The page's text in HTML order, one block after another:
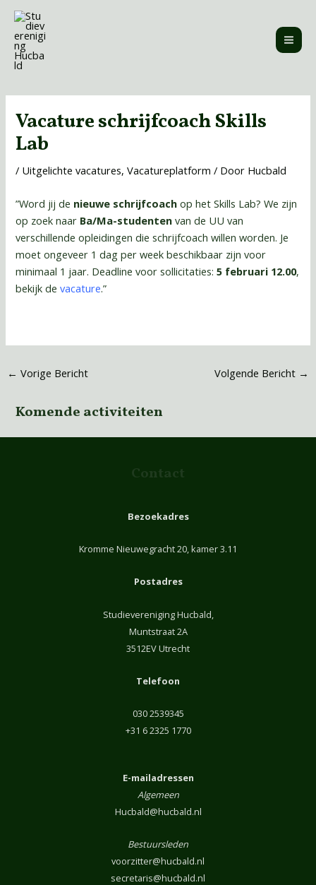
naar
inhoud
Vacature schrijfcoach Skills
Lab
/ Uitgelichte vacatures,Vacatureplatform / Door Hucbald
”Word jij de nieuwe schrijfcoach op het Skills Lab? We zijn
op zoek naar Ba/Ma-studenten van de UU van
verschillende opleidingen die schrijfcoach willen worden. Je
moet ongeveer 1 dag per week beschikbaar zijn voor
minimaal 1 jaar. Deadline voor sollicitaties: 5 februari 12.00,
bekijk devacature.”
← Vorige Bericht Volgende Bericht →
Komende activiteiten
Contact
Bezoekadres
Kromme Nieuwegracht 20, kamer 3.11
Postadres
Studievereniging Hucbald,
Muntstraat 2A
3512EV Utrecht
Telefoon
030 2539345
+31 6 2325 1770
E-mailadressen
Algemeen
Hucbald@hucbald.nl
Bestuursleden
voorzitter@hucbald.nl
secretaris@hucbald.nl